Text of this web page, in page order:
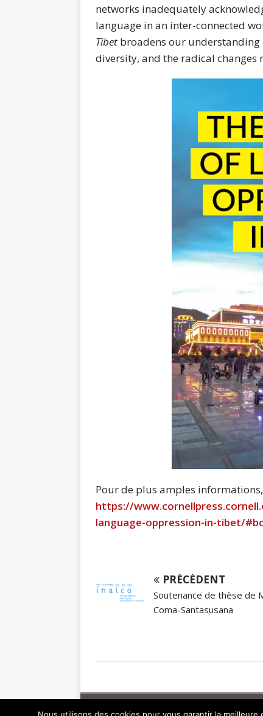
networks inadequately
language in an inter-connected
Tibet broadens our
diversity, and the radical changes
Pour de plus amples
https://
language-oppression-in-tibet/
PRÉCÉDENT
Soutenance de thèse de
Coma-Santasusana